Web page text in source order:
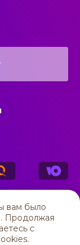
Пушкина, 30
вам было
Продолжая
c